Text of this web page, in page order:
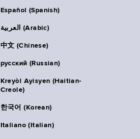
Español (Spanish)
العربية (Arabic)
中文 (Chinese)
русский (Russian)
Kreyòl Ayisyen (Haitian-
Creole)
한국어 (Korean)
Italiano (Italian)